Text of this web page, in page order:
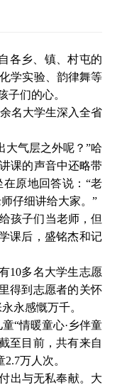
各乡、镇、村屯的
学实验、韵律舞等
子们的心。
名大学生深入全省
大气层之外呢？”哈
课的声音中还略带
原地回答说：“老
仔细讲给大家。”
孩子们当老师，但
课后，盛铭杰和记
10多名大学生志愿
得到志愿者的关怀
永感慨万千。
“情暖童心·乡伴童
至目前，共有来自
万人次。
出与无私奉献。大